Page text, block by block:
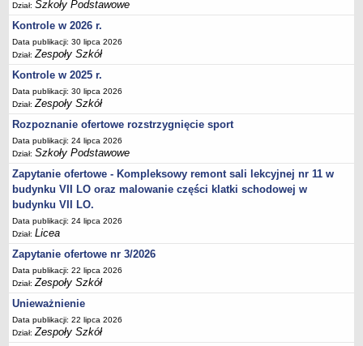
Dział:Szkoły Podstawowe
Kontrole w 2026 r.
Data publikacji: 30 lipca 2026
Dział:Zespoły Szkół
Kontrole w 2025 r.
Data publikacji: 30 lipca 2026
Dział:Zespoły Szkół
Rozpoznanie ofertowe rozstrzygnięcie sport
Data publikacji: 24 lipca 2026
Dział:Szkoły Podstawowe
Zapytanie ofertowe - Kompleksowy remont sali lekcyjnej nr 11 w
budynku VII LO oraz malowanie części klatki schodowej w
budynku VII LO.
Data publikacji: 24 lipca 2026
Dział:Licea
Zapytanie ofertowe nr 3/2026
Data publikacji: 22 lipca 2026
Dział:Zespoły Szkół
Unieważnienie
Data publikacji: 22 lipca 2026
Dział:Zespoły Szkół